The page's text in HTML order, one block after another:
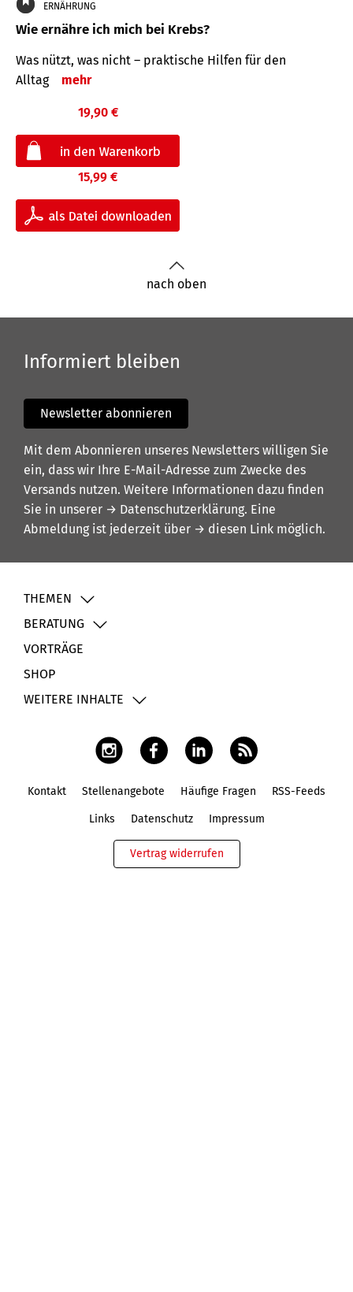
ERNÄHRUNG
Wie ernähre ich mich bei Krebs?
Was nützt, was nicht – praktische Hilfen für den
Alltag
mehr
19,90 €
15,99 €
nach oben
Informiert bleiben
Newsletter abonnieren
Mit dem Abonnieren unseres Newsletters willigen Sie
ein, dass wir Ihre E-Mail-Adresse zum Zwecke des
Versands nutzen. Weitere Informationen dazu finden
Sie in unserer → Datenschutzerklärung. Eine
Abmeldung ist jederzeit über → diesen Link möglich.
THEMEN
BERATUNG
VORTRÄGE
SHOP
WEITERE INHALTE
Kontakt Stellenangebote Häufige Fragen RSS-Feeds
Links Datenschutz Impressum
Vertrag widerrufen